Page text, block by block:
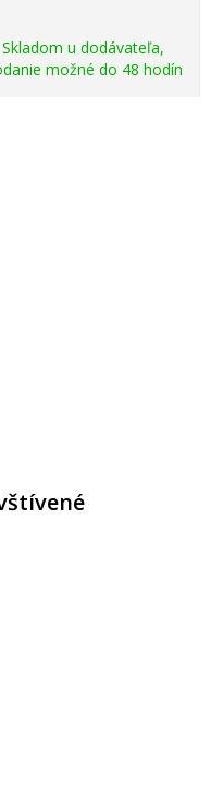
Skladom u dodávateľa,
možné do 48 hodín